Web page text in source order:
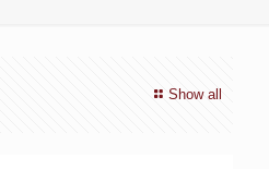
Show all